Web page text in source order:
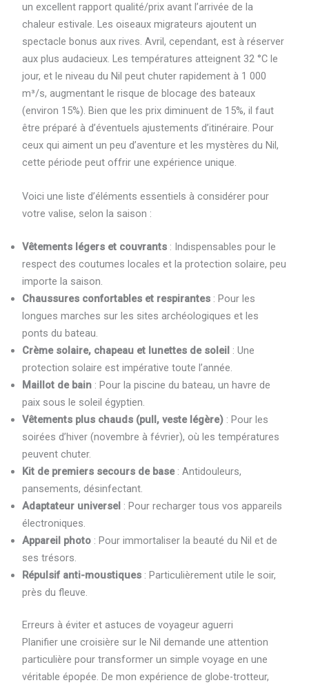
un excellent rapport qualité/prix avant l’arrivée de la
chaleur estivale. Les oiseaux migrateurs ajoutent un
spectacle bonus aux rives. Avril, cependant, est à réserver
aux plus audacieux. Les températures atteignent 32 °C le
jour, et le niveau du Nil peut chuter rapidement à 1 000
m³/s, augmentant le risque de blocage des bateaux
(environ 15%). Bien que les prix diminuent de 15%, il faut
être préparé à d’éventuels ajustements d’itinéraire. Pour
ceux qui aiment un peu d’aventure et les mystères du Nil,
cette période peut offrir une expérience unique.
Voici une liste d’éléments essentiels à considérer pour
votre valise, selon la saison :
Vêtements légers et couvrants: Indispensables pour le
respect des coutumes locales et la protection solaire, peu
importe la saison.
Chaussures confortables et respirantes: Pour les
longues marches sur les sites archéologiques et les
ponts du bateau.
Crème solaire, chapeau et lunettes de soleil : Une
protection solaire est impérative toute l’année.
Maillot de bain: Pour la piscine du bateau, un havre de
paix sous le soleil égyptien.
Vêtements plus chauds (pull, veste légère): Pour les
soirées d’hiver (novembre à février), où les températures
peuvent chuter.
Kit de premiers secours de base: Antidouleurs,
pansements, désinfectant.
Adaptateur universel : Pour recharger tous vos appareils
électroniques.
Appareil photo: Pour immortaliser la beauté du Nil et de
ses trésors.
Répulsif anti-moustiques: Particulièrement utile le soir,
près du fleuve.
Erreurs à éviter et astuces de voyageur aguerri
Planifier une croisière sur le Nil demande une attention
particulière pour transformer un simple voyage en une
véritable épopée. De mon expérience de globe-trotteur,